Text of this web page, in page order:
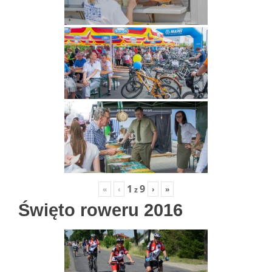
« ‹ 1 z9 › »
Święto roweru 2016